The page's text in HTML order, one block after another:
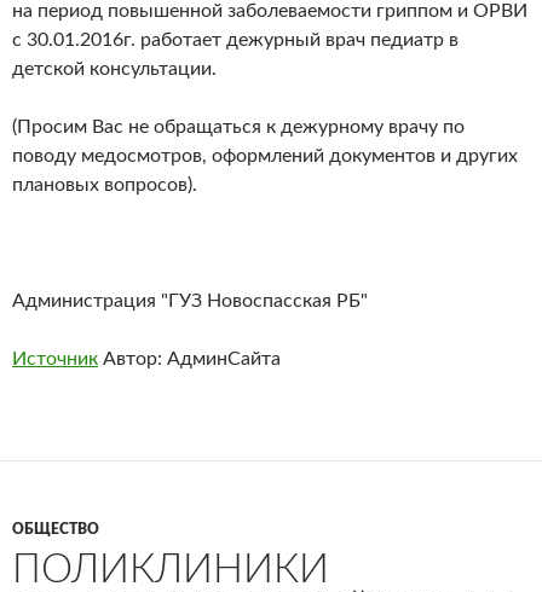
на период повышенной заболеваемости гриппом и ОРВИ
с 30.01.2016г. работает дежурный врач педиатр в
детской консультации.
(Просим Вас не обращаться к дежурному врачу по
поводу медосмотров, оформлений документов и других
плановых вопросов).
Администрация "ГУЗ Новоспасская РБ"
Источник Автор: АдминСайта
ОБЩЕСТВО
ПОЛИКЛИНИКИ